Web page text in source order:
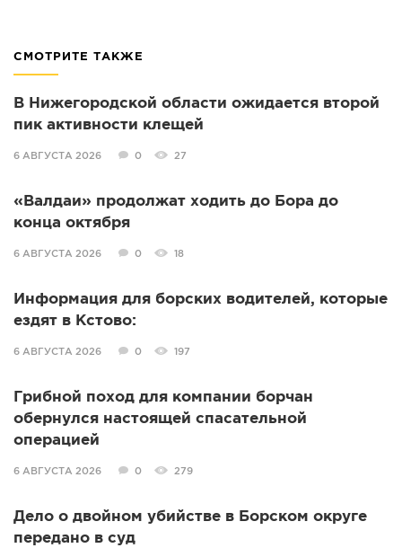
СМОТРИТЕ ТАКЖЕ
В Нижегородской области ожидается второй
пик активности клещей
6 АВГУСТА 2026 0 27
«Валдаи» продолжат ходить до Бора до
конца октября
6 АВГУСТА 2026 0 18
Информация для борских водителей, которые
ездят в Кстово:
6 АВГУСТА 2026 0 197
Грибной поход для компании борчан
обернулся настоящей спасательной
операцией
6 АВГУСТА 2026 0 279
Дело о двойном убийстве в Борском округе
передано в суд